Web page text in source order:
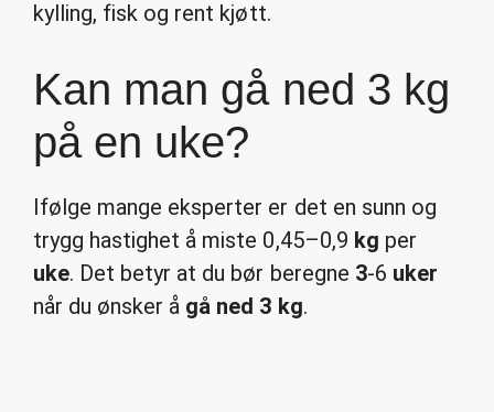
kylling, fisk og rent kjøtt.
Kan man gå ned 3 kg
på en uke?
Ifølge mange eksperter er det en sunn og
trygg hastighet å miste 0,45–0,9 kg per
uke. Det betyr at du bør beregne 3-6 uker
når du ønsker å gå ned 3 kg.